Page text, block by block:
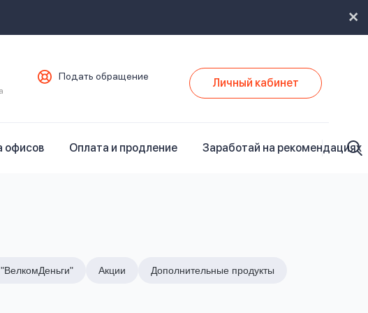
Подать обращение Личный кабинет
офисов Оплата и продление Заработай на рекомендациях
Акции Дополнительные продукты